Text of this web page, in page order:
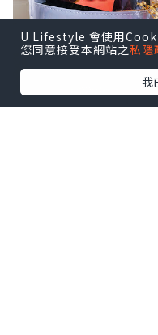
U Lifestyle 會使用
您同意接受本網站之私隱
我